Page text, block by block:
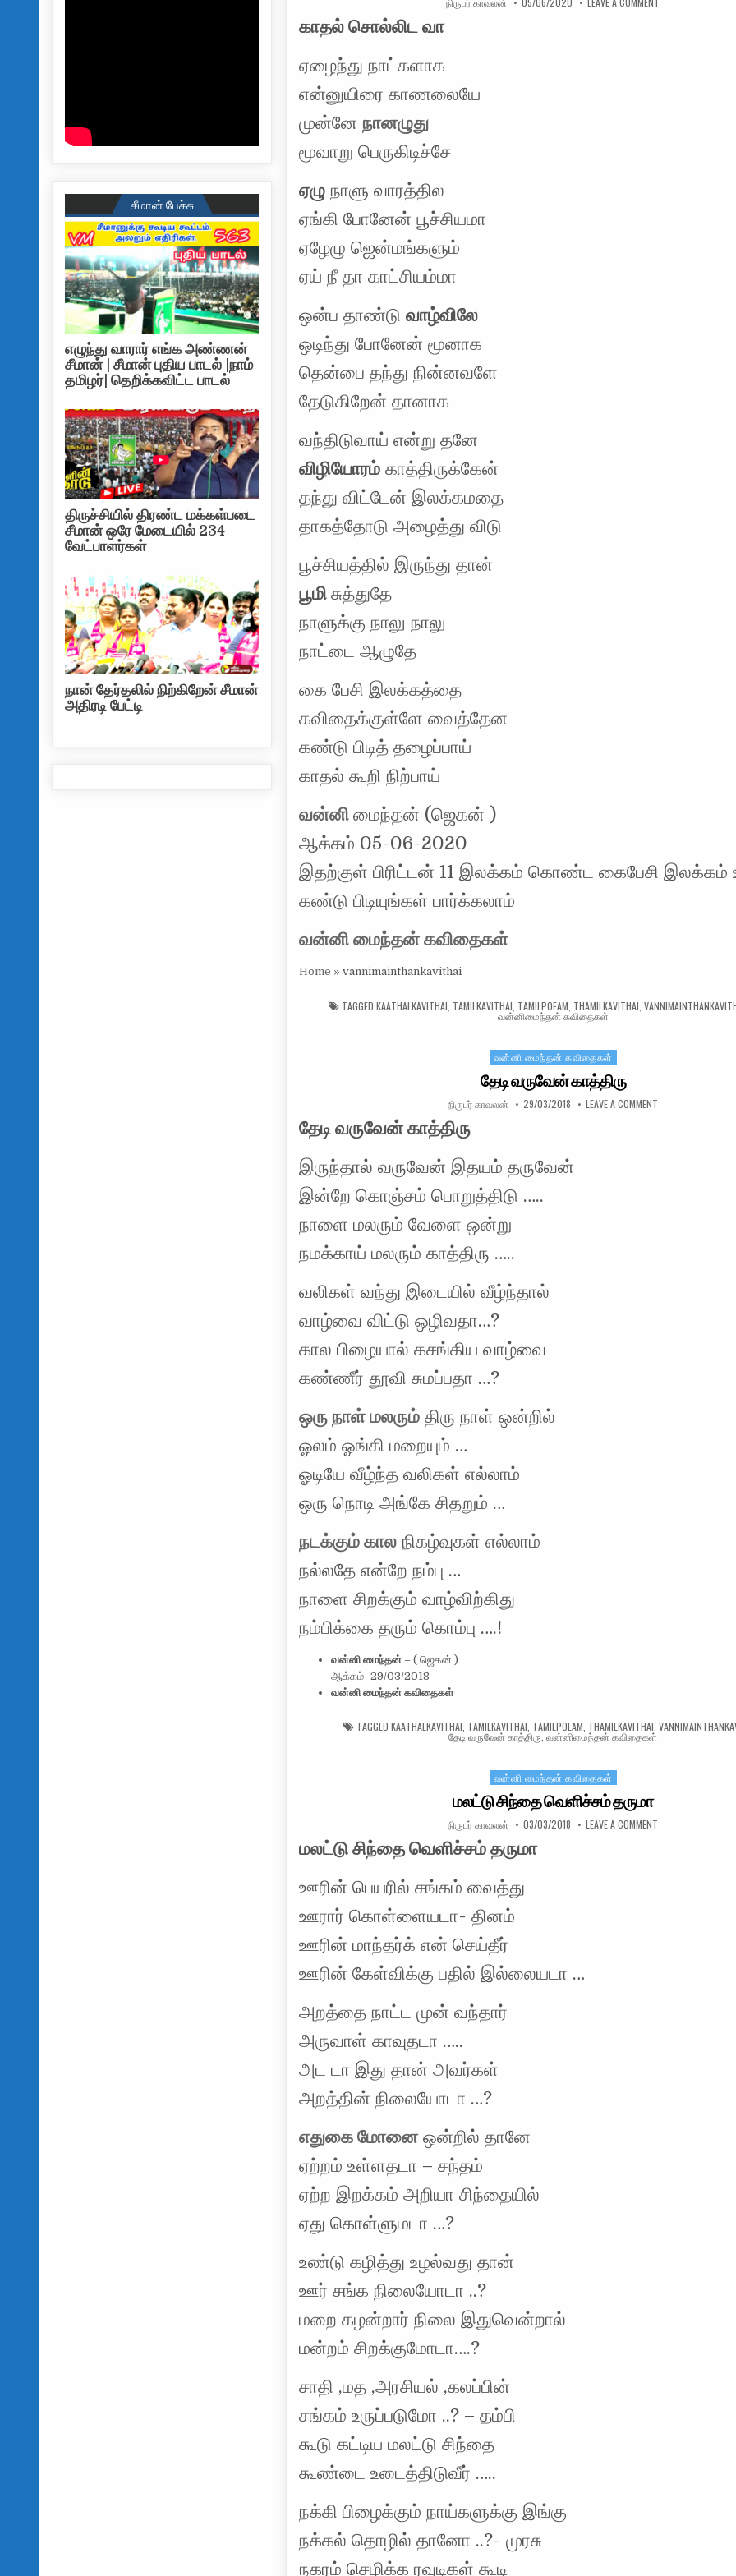
காதல் சொல்லிட வா
ஏழைந்து நாட்களாக
என்னுயிரை காணலையே
முன்னே நானழுது
மூவாறு பெருகிடிச்சே
ஏழு நாளு வாரத்தில
ஏங்கி போனேன் பூச்சியமா
ஏழேழு ஜென்மங்களும்
ஏய் நீ தா காட்சியம்மா
ஒன்ப தாண்டுவாழ்விலே
ஒடிந்து போனேன் மூனாக
தென்பை தந்து நின்னவளே
தேடுகிறேன் தானாக
வந்திடுவாய் என்று தனே
விழியோரம் காத்திருக்கேன்
தந்து விட்டேன் இலக்கமதை
தாகத்தோடு அழைத்து விடு
பூச்சியத்தில் இருந்து தான்
பூமிசுத்துதே
நாளுக்கு நாலு நாலு
நாட்டை ஆழுதே
கை பேசி இலக்கத்தை
கவிதைக்குள்ளே வைத்தேன
கண்டு பிடித் தழைப்பாய்
காதல் கூறி நிற்பாய்
வன்னிமைந்தன் (ஜெகன் )
ஆக்கம் 05-06-2020
இதற்குள் பிரிட்டன் 11 இலக்கம் கொண்ட கைபேசி இலக்கம்
கண்டு பிடியுங்கள் பார்க்கலாம்
வன்னி மைந்தன் கவிதைகள்
Home »vannimainthankavithai
TAGGEDKAATHALKAVITHAI TAMILKAVITHAI TAMILPOEAM THAMILKAVITHAI ,
வன்னிமைந்தன் கவிதைகள்
Posted in
வன்னி மைந்தன் கவிதைகள்
தேடி வருவேன் காத்திரு
AUTHOR:
நிருபர் காவலன் PUBLISHED DATE:
29/03/2018 LEAVE A COMMENT
தேடி வருவேன் காத்திரு
இருந்தால் வருவேன் இதயம் தருவேன்
இன்றே கொஞ்சம் பொறுத்திடு …..
நாளை மலரும் வேளை ஒன்று
நமக்காய் மலரும் காத்திரு …..
வலிகள் வந்து இடையில் வீழ்ந்தால்
வாழ்வை விட்டு ஒழிவதா…?
கால பிழையால் கசங்கிய வாழ்வை
கண்ணீர் தூவி சுமப்பதா …?
ஒரு நாள் மலரும் திரு நாள் ஒன்றில்
ஓலம் ஓங்கி மறையும் …
ஓடியே வீழ்ந்த வலிகள் எல்லாம்
ஒரு நொடி அங்கே சிதறும் …
நடக்கும் கால நிகழ்வுகள் எல்லாம்
நல்லதே என்றே நம்பு …
நாளை சிறக்கும் வாழ்விற்கிது
நம்பிக்கை தரும் கொம்பு ….!
வன்னி மைந்தன் – ( ஜெகன் )
ஆக்கம் -29/03/2018
வன்னி மைந்தன் கவிதைகள்
TAGGED KAATHALKAVITHAI TAMILKAVITHAI TAMILPOEAM THAMILKAVITHAI
தேடி வருவேன் காத்திரு ,வன்னிமைந்தன் கவிதைகள்
Posted in
வன்னி மைந்தன் கவிதைகள்
மலட்டு சிந்தை வெளிச்சம் தருமா
AUTHOR:
நிருபர் காவலன் PUBLISHED DATE:
03/03/2018 LEAVE A COMMENT
மலட்டு சிந்தை வெளிச்சம் தருமா
ஊரின் பெயரில் சங்கம் வைத்து
ஊரார் கொள்ளையடா- தினம்
ஊரின் மாந்தர்க் என் செய்தீர்
ஊரின் கேள்விக்கு பதில் இல்லையடா …
அறத்தை நாட்ட முன் வந்தார்
அருவாள் காவுதடா …..
அட டா இது தான் அவர்கள்
அறத்தின் நிலையோடா …?
எதுகை மோனைஒன்றில் தானே
ஏற்றம் உள்ளதடா – சந்தம்
ஏற்ற இறக்கம் அறியா சிந்தையில்
ஏது கொள்ளுமடா …?
உண்டு கழித்து உழல்வது தான்
ஊர் சங்க நிலையோடா ..?
மறை கழன்றார் நிலை இதுவென்றால்
மன்றம் சிறக்குமோடா….?
சாதி ,மத ,அரசியல் ,கலப்பின்
சங்கம் உருப்படுமோ ..? – தம்பி
கூடு கட்டிய மலட்டு சிந்தை
கூண்டை உடைத்திடுவீர் …..
நக்கி பிழைக்கும் நாய்களுக்கு இங்கு
நக்கல் தொழில் தானோ ..?- முரசு
நகரம் செழிக்க ரவுடிகள் கூடி
சீமான் பேச்சு
எழுந்து வாரார் எங்க அண்ணன்
சீமான் | சீமான் புதிய பாடல் |நாம்
தமிழர்| தெறிக்கவிட்ட பாடல்
திருச்சியில் திரண்ட மக்கள்படை
சீமான் ஒரே மேடையில் 234
வேட்பாளர்கள்
நான் தேர்தலில் நிற்கிறேன் சீமான்
அதிரடி பேட்டி